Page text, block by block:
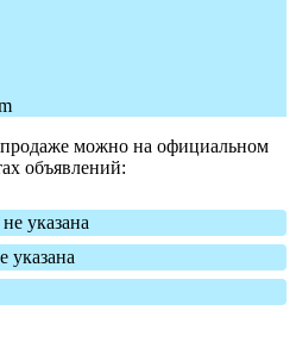
можно на официальном
объявлений:
не указана
указана